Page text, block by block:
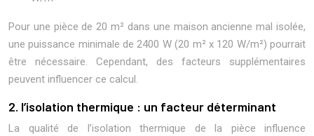
Pour une pièce de 20 m² dans une maison ancienne mal isolée,
une puissance minimale de 2400 W (20 m² x 120 W/m²) pourrait
être nécessaire. Cependant, des facteurs supplémentaires
peuvent influencer ce calcul.
2. l’isolation thermique : un facteur déterminant
La qualité de l’isolation thermique de la pièce influence